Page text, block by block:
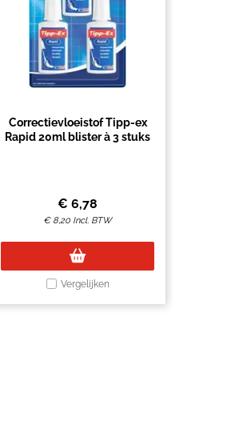
Correctievloeistof Tipp-ex
Rapid 20ml blister à 3 stuks
€ 6,78
€ 8,20 Incl. BTW
Vergelijken